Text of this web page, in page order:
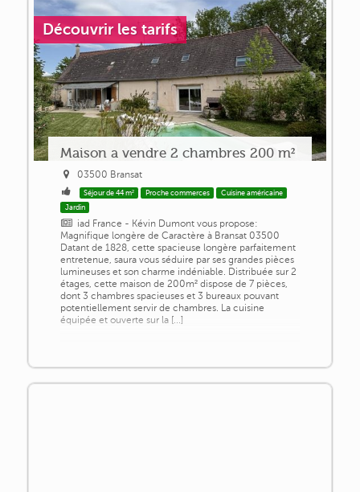
Découvrir les tarifs
Maison a vendre 2 chambres 200 m²
03500 Bransat
Séjour de 44 m² Proche commerces
Cuisine américaine
Jardin
iad France - Kévin Dumont vous propose:
Magnifique longère de Caractère à Bransat 03500
Datant de 1828, cette spacieuse longère parfaitement
entretenue, saura vous séduire par ses grandes pièces
lumineuses et son charme indéniable. Distribuée sur 2
étages, cette maison de 200m² dispose de 7 pièces,
dont 3 chambres spacieuses et 3 bureaux pouvant
potentiellement servir de chambres. La cuisine
équipée et ouverte sur la [...]